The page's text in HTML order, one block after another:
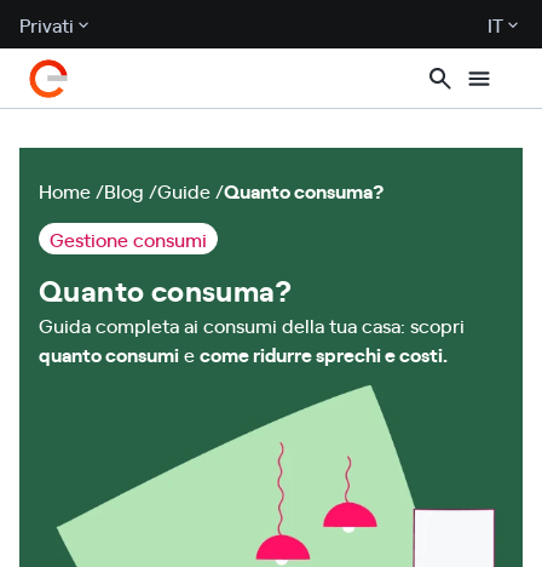
Privati IT
Home Blog Guide Quanto consuma?
Gestione consumi
Quanto consuma?
Guida completa ai consumi della tua casa: scopri
quanto consumiecome ridurre sprechi e costi.